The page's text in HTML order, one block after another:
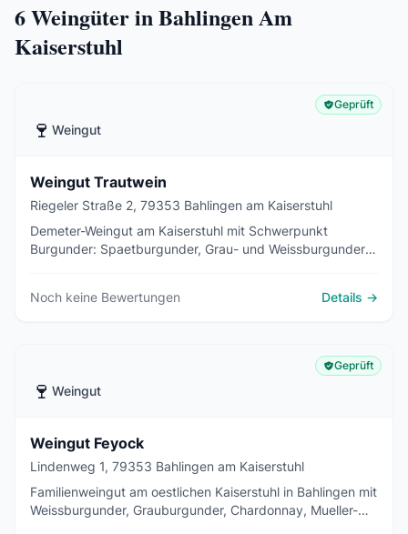
6Weingüter in Bahlingen Am
Kaiserstuhl
🍷 Weingut
Geprüft
Weingut Trautwein
Riegeler Straße 2, 79353 Bahlingen am Kaiserstuhl
Demeter-Weingut am Kaiserstuhl mit Schwerpunkt
Burgunder: Spaetburgunder, Grau- und Weissburgunder
Uhr.
Noch keine Bewertungen Details →
🍷 Weingut
Geprüft
Weingut Feyock
Lindenweg 1, 79353 Bahlingen am Kaiserstuhl
Familienweingut am oestlichen Kaiserstuhl in Bahlingen mit
Weissburgunder, Grauburgunder, Chardonnay, Mueller-